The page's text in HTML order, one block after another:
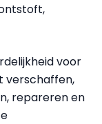
voor
verschaffen,
repareren en